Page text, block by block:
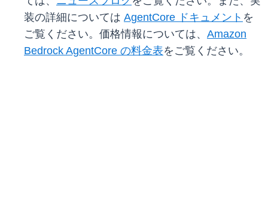
装の詳細については AgentCore ドキュメント を
ご覧ください。価格情報については、 Amazon
Bedrock AgentCore の料金表をご覧ください。